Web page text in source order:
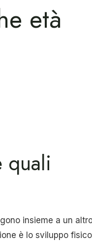
età
quali
insieme a un
è lo sviluppo fisico